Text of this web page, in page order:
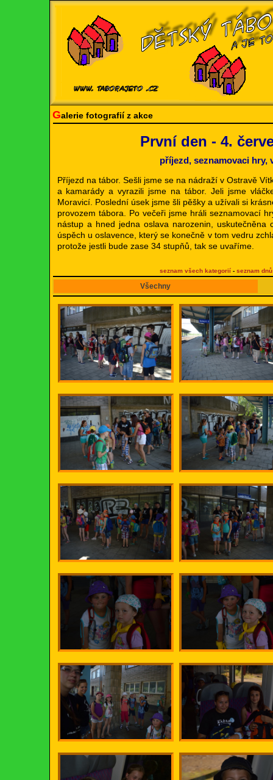
Galerie fotografií z akce
První den - 4.
příjezd, seznamovaci hry,
Příjezd na tábor. Sešli jsme se na nádraží v Ostravě
a kamarády a vyrazili jsme na tábor. Jeli jsme
Moravicí. Poslední úsek jsme šli pěšky a užívali si
provozem tábora. Po večeři jsme hráli seznamovací
nástup a hned jedna oslava narozenin, uskutečněna
úspěch u oslavence, který se konečně v tom vedru
protože jestli bude zase 34 stupňů, tak se uvaříme.
seznam všech kategorií - seznam
Všechny